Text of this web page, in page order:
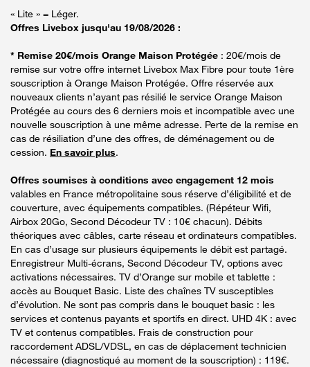
« Lite » = Léger.
Offres Livebox jusqu'au 19/08/2026 :
* Remise 20€/mois Orange Maison Protégée : 20€/mois de
remise sur votre offre internet Livebox Max Fibre pour toute 1ère
souscription à Orange Maison Protégée. Offre réservée aux
nouveaux clients n’ayant pas résilié le service Orange Maison
Protégée au cours des 6 derniers mois et incompatible avec une
nouvelle souscription à une même adresse. Perte de la remise en
cas de résiliation d’une des offres, de déménagement ou de
cession. En savoir plus.
Offres soumises à conditions avec engagement 12 mois
valables en France métropolitaine sous réserve d’éligibilité et de
couverture, avec équipements compatibles. (Répéteur Wifi,
Airbox 20Go, Second Décodeur TV : 10€ chacun). Débits
théoriques avec câbles, carte réseau et ordinateurs compatibles.
En cas d’usage sur plusieurs équipements le débit est partagé.
Enregistreur Multi-écrans, Second Décodeur TV, options avec
activations nécessaires. TV d’Orange sur mobile et tablette :
accès au Bouquet Basic. Liste des chaînes TV susceptibles
d’évolution. Ne sont pas compris dans le bouquet basic : les
services et contenus payants et sportifs en direct. UHD 4K : avec
TV et contenus compatibles. Frais de construction pour
raccordement ADSL/VDSL, en cas de déplacement technicien
nécessaire (diagnostiqué au moment de la souscription) : 119€.